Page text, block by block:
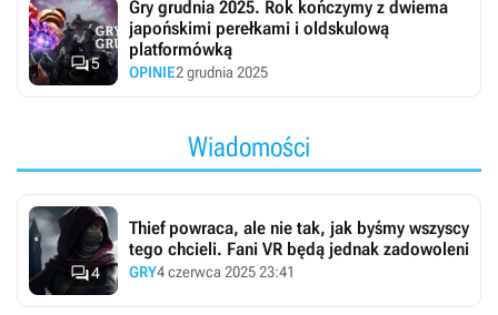
5
Gry grudnia 2025. Rok kończymy z dwiema
japońskimi perełkami i oldskulową
platformówką
OPINIE2 grudnia 2025
Wiadomości
4
Thief powraca, ale nie tak, jak byśmy wszyscy
tego chcieli. Fani VR będą jednak zadowoleni
GRY4 czerwca 2025 23:41